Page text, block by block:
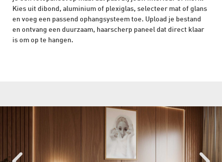
Kies uit dibond, aluminium of plexiglas, selecteer mat of glans
en voeg een passend ophangsysteem toe. Upload je bestand
en ontvang een duurzaam, haarscherp paneel dat direct klaar
is om op te hangen.